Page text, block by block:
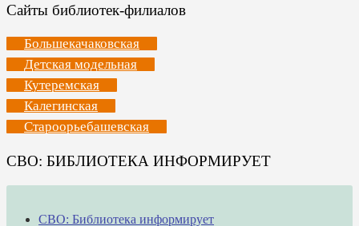
Сайты библиотек-филиалов
Большекачаковская
Детская модельная
Кутеремская
Калегинская
Староорьебашевская
СВО: БИБЛИОТЕКА ИНФОРМИРУЕТ
СВО: Библиотека информирует